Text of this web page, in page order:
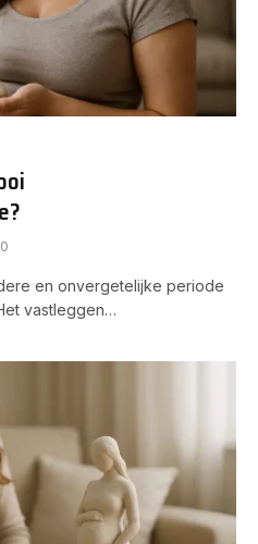
0
en onvergetelijke periode
vastleggen…